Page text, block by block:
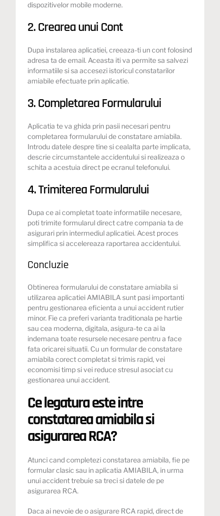
dispozitivelor mobile moderne.
2. Crearea unui Cont
Dupa instalarea aplicatiei, creeaza-ti un cont folosind
adresa ta de email. Aceasta iti va permite sa salvezi
informatiile si sa accesezi istoricul constatarilor
amiabile efectuate prin aplicatie.
3. Completarea Formularului
Aplicatia te va ghida prin pasii necesari pentru
completarea formularului de constatare amiabila.
Introdu datele despre tine si cealalta parte implicata,
descrie circumstantele accidentului si realizeaza o
schita a acestuia direct pe ecranul telefonului.
4. Trimiterea Formularului
Dupa ce ai completat toate informatiile necesare,
poti trimite formularul direct catre compania ta de
asigurari prin intermediul aplicatiei. Acest proces
simplifica si accelereaza raportarea accidentului.
Concluzie
Obtinerea formularului de constatare amiabila si
utilizarea aplicatiei AMIABILA sunt pasi importanti
pentru gestionarea eficienta a unui accident rutier
minor. Fie ca preferi varianta traditionala pe hartie
sau cea moderna, digitala, asigura-te ca ai la
indemana toate resursele necesare pentru a face
fata oricarei situatii. Cu un formular de constatare
amiabila corect completat si trimis rapid, vei
economisi timp si vei reduce stresul asociat cu
gestionarea unui accident.
Ce legatura este intre
constatarea amiabila si
asigurarea RCA?
Atunci cand completezi constatarea amiabila, fie pe
formular clasic sau in aplicatia AMIABILA, in urma
unui accident trebuie sa treci si datele de pe
asigurarea RCA.
Daca ai nevoie de o asigurare RCA rapid, direct de